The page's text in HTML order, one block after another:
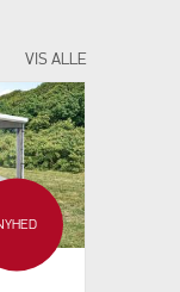
VIS ALLE